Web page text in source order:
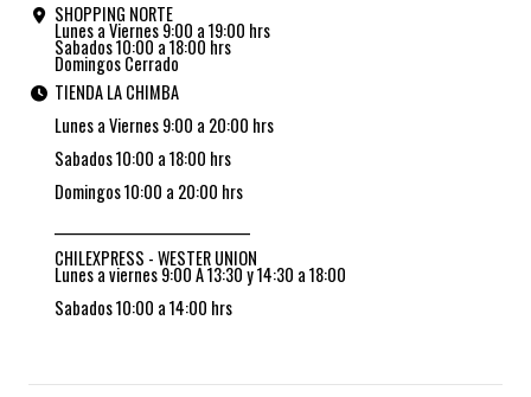
SHOPPING NORTE
Lunes a Viernes 9:00 a 19:00 hrs
Sabados 10:00 a 18:00 hrs
Domingos Cerrado
TIENDA LA CHIMBA
Lunes a Viernes 9:00 a 20:00 hrs
Sabados 10:00 a 18:00 hrs
Domingos 10:00 a 20:00 hrs
CHILEXPRESS - WESTER UNION
Lunes a viernes 9:00 A 13:30 y 14:30 a 18:00
Sabados 10:00 a 14:00 hrs